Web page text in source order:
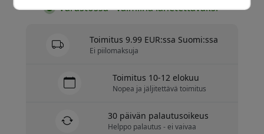
Varastossa - valmiina lähetettäväksi
Toimitus 9.99 EUR:ssa Suomi:ssa
Ei piilomaksuja
Toimitus 10-12 elokuu
Nopea ja jäljitettävä toimitus
30 päivän palautusoikeus
Helppo palautus - ei vaivaa